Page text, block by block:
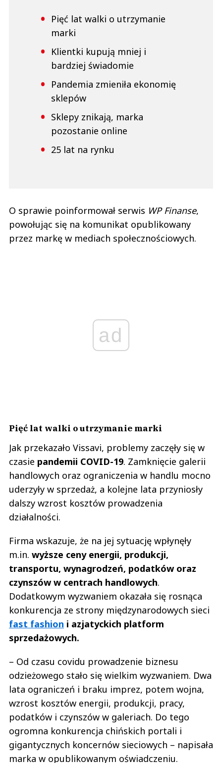
Pięć lat walki o utrzymanie
marki
Klientki kupują mniej i
bardziej świadomie
Pandemia zmieniła ekonomię
sklepów
Sklepy znikają, marka
pozostanie online
25 lat na rynku
O sprawie poinformował serwis WP Finanse,
powołując się na komunikat opublikowany
przez markę w mediach społecznościowych.
ad
Pięć lat walki o utrzymanie marki
Jak przekazało Vissavi, problemy zaczęły się w
czasie pandemii COVID-19. Zamknięcie galerii
handlowych oraz ograniczenia w handlu mocno
uderzyły w sprzedaż, a kolejne lata przyniosły
dalszy wzrost kosztów prowadzenia
działalności.
Firma wskazuje, że na jej sytuację wpłynęły
m.in. wyższe ceny energii, produkcji,
transportu, wynagrodzeń, podatków oraz
czynszów w centrach handlowych.
Dodatkowym wyzwaniem okazała się rosnąca
konkurencja ze strony międzynarodowych sieci
fast fashion i azjatyckich platform
sprzedażowych.
– Od czasu covidu prowadzenie biznesu
odzieżowego stało się wielkim wyzwaniem. Dwa
lata ograniczeń i braku imprez, potem wojna,
wzrost kosztów energii, produkcji, pracy,
podatków i czynszów w galeriach. Do tego
ogromna konkurencja chińskich portali i
gigantycznych koncernów sieciowych – napisała
marka w opublikowanym oświadczeniu.